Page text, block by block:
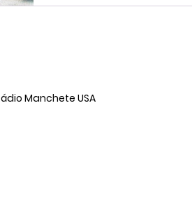
Manchete USA